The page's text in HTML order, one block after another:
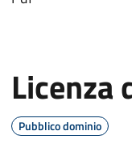
Licenza
Pubblico dominio